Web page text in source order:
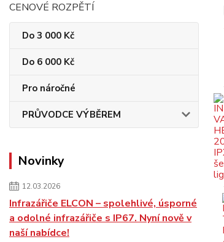
CENOVÉ ROZPĚTÍ
Do 3 000 Kč
Do 6 000 Kč
Pro náročné
PRŮVODCE VÝBĚREM
Novinky
12.03.2026
Infrazářiče ELCON – spolehlivé, úsporné
a odolné infrazářiče s IP67. Nyní nově v
naší nabídce!